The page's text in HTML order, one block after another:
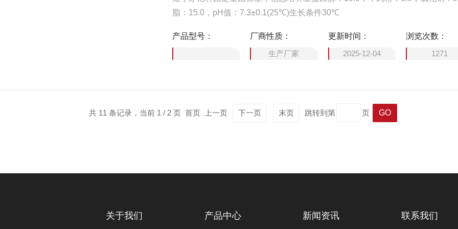
脂：15.0，pH值：7.3±0.1(25℃)生长条件30℃
产品型号：
厂商性质：
生产厂家
更新时间：
2025-12-04
浏览次数：
1271
共 11 条记录，当前 1 / 2 页 首页 上一页 下一页 末页 跳转到第 页
关于我们 产品中心 新闻资讯 联系我们